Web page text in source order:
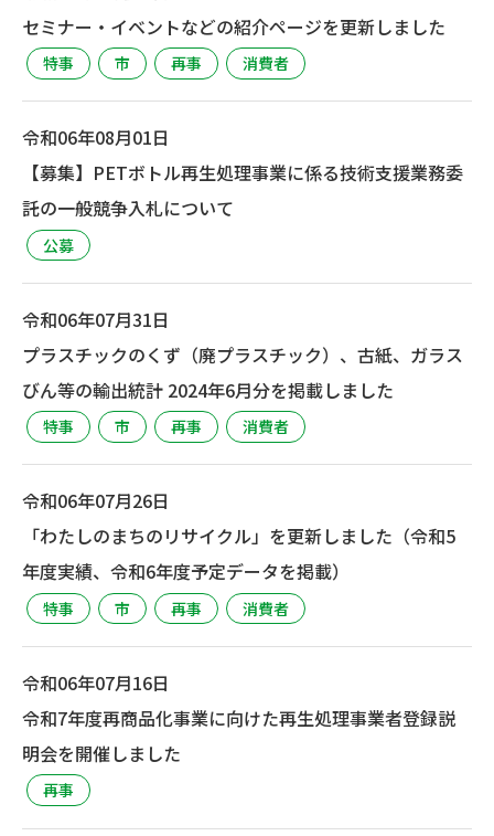
セミナー・イベントなどの紹介ページを更新しました
特事 市 再事 消費者
令和06年08月01日
【募集】PETボトル再生処理事業に係る技術支援業務委
託の一般競争入札について
公募
令和06年07月31日
プラスチックのくず（廃プラスチック）、古紙、ガラス
びん等の輸出統計 2024年6月分を掲載しました
特事 市 再事 消費者
令和06年07月26日
「わたしのまちのリサイクル」を更新しました（令和5
年度実績、令和6年度予定データを掲載）
特事 市 再事 消費者
令和06年07月16日
令和7年度再商品化事業に向けた再生処理事業者登録説
明会を開催しました
再事